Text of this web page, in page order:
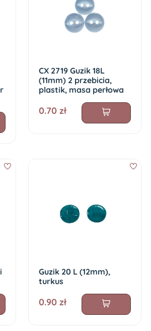
CX 2719 Guzik 18L
(11mm) 2 przebicia,
plastik, masa perłowa
0.70 zł
Guzik 20 L (12mm),
turkus
0.90 zł